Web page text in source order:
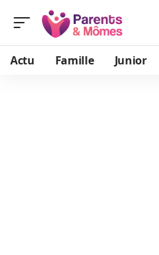
Actu Famille Junior